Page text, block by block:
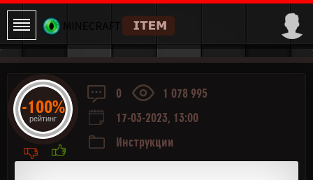
0
1 078 995
17-03-2023, 13:00
Инструкции
-100%
рейтинг